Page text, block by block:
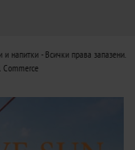
и напитки - Всички права запазени.